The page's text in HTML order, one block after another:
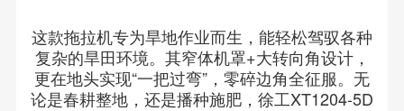
这款拖拉机专为旱地作业而生，能轻松驾驭各种
复杂的旱田环境。其窄体机罩+大转向角设计，
更在地头实现“一把过弯”，零碎边角全征服。无
论是春耕整地，还是播种施肥，徐工XT1204-5D